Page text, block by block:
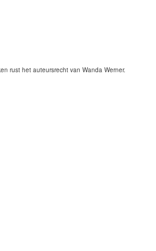
rust het auteursrecht van Wanda Werner.